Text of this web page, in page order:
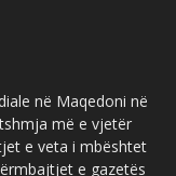
në Maqedoni në
më e vjetër
e veta i mbështet
e gazetës